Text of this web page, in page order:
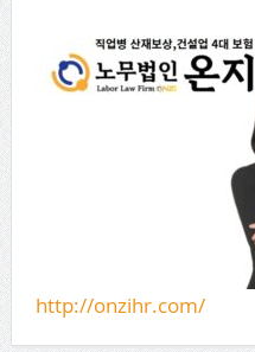
http://onzihr.com/